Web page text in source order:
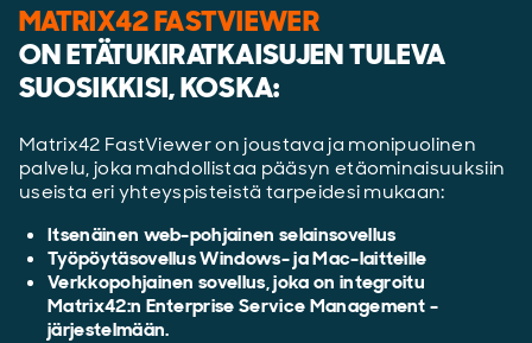
MATRIX42 FASTVIEWER
ON ETÄTUKIRATKAISUJEN TULEVA
SUOSIKKISI, KOSKA:
Matrix42 FastVieweron joustava ja monipuolinen
palvelu, joka mahdollistaa pääsyn etäominaisuuksiin
useista eri yhteyspisteistä tarpeidesi mukaan:
Itsenäinen web-pohjainen selainsovellus
Työpöytäsovellus Windows- ja Mac-laitteille
Verkkopohjainen sovellus, joka on integroitu
Matrix42:n Enterprise Service Management -
järjestelmään.